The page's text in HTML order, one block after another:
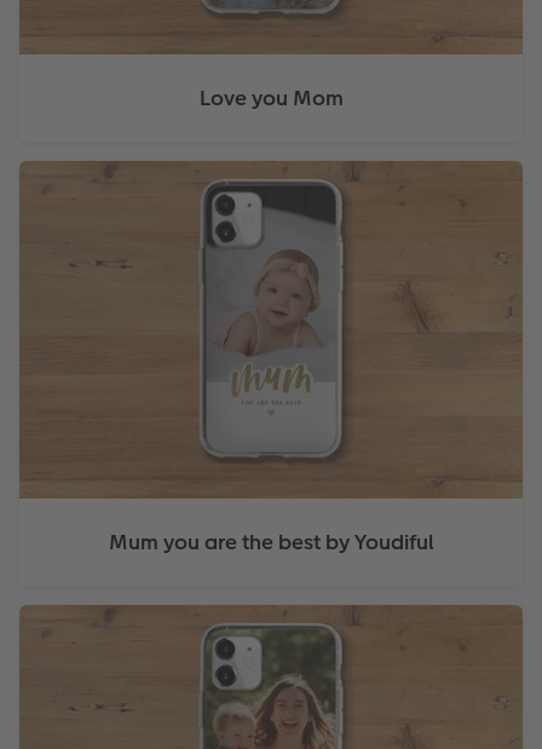
Love you Mom
Mum you are the best by Youdiful